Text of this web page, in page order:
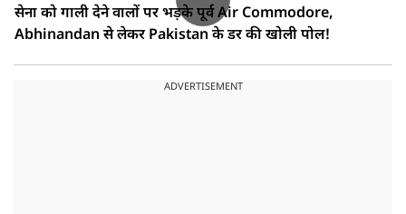
सेना को गाली देने वालों पर भड़के पूर्व Air Commodore,
Abhinandan से लेकर Pakistan के डर की खोली पोल!
ADVERTISEMENT